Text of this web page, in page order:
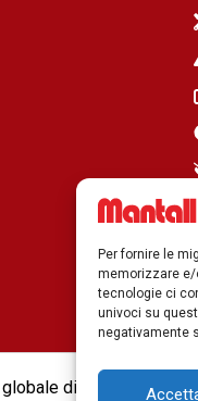
Per fornire le
memorizzare e/
tecnologie ci
univoci su
negativamente
di sollevatori